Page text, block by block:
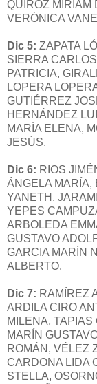
QUIRÓZ MIRIAM
VERÓNICA
Dic 5: ZAPATA
SIERRA
PATRICIA,
LOPERA
GUTIÉRREZ
HERNÁNDEZ
MARÍA ELENA,
JESÚS.
Dic 6: RIOS
ÁNGELA MARÍA,
YANETH,
YEPES
ARBOLEDA
GUSTAVO
GARCIA MARÍN
ALBERTO.
Dic 7: RAMÍREZ
ARDILA CIRO
MILENA,
MARÍN
ROMÁN, VÉLEZ
CARDONA LIDA
STELLA,